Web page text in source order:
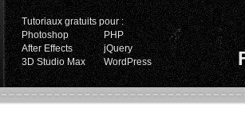
Tutoriaux gratuits pour :
Photoshop
PHP
After Effects
jQuery
3D Studio Max
WordPress